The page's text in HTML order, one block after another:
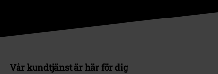
Vår kundtjänst är här för dig